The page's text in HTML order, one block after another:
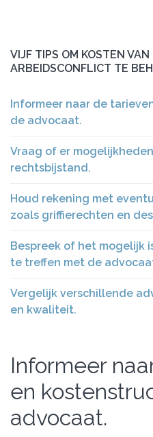
VIJF TIPS OM KOSTEN
ARBEIDSCONFLICT TE
Informeer naar de
de advocaat.
Vraag of er
rechtsbijstand.
Houd rekening met
zoals griffierechten en
Bespreek of het mogelijk
te treffen met de
Vergelijk verschillende
en kwaliteit.
Informeer
en
advocaat.